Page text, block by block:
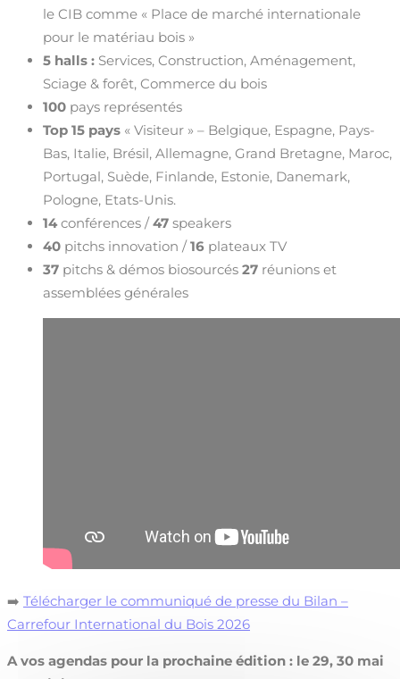
le CIB comme « Place de marché internationale
pour le matériau bois »
5 halls : Services, Construction, Aménagement,
Sciage & forêt, Commerce du bois
100 pays représentés
Top 15 pays « Visiteur » – Belgique, Espagne, Pays-
Bas, Italie, Brésil, Allemagne, Grand Bretagne, Maroc,
Portugal, Suède, Finlande, Estonie, Danemark,
Pologne, Etats-Unis.
14conférences /47 speakers
40 pitchs innovation /16 plateaux TV
37 pitchs & démos biosourcés 27 réunions et
assemblées générales
➡️ Télécharger le communiqué de presse du Bilan –
Carrefour International du Bois 2026
A vos agendas pour la prochaine édition : le 29, 30 mai